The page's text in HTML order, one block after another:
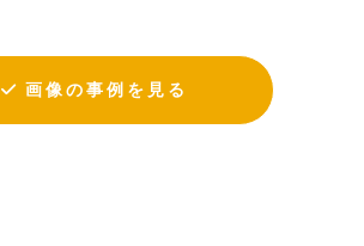
画像の事例を見る